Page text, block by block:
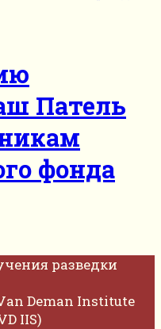
Патель
фонда
разведки
Deman Institute
IIS)